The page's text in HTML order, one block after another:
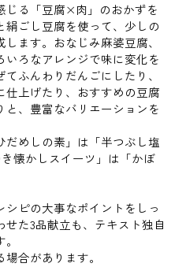
じる「豆腐×肉」のおかずを
ごし豆腐を使って、少しの
ます。おなじみ麻婆豆腐、
ろなアレンジで味に変化を
ふんわりだんごにしたり、
上げたり、おすすめの豆腐
、豊富なバリエーションを
めしの素」は「半つぶし塩
懐かしスイーツ」は「かぼ
ピの大事なポイントをしっ
た3品献立も、テキスト独自
合があります。